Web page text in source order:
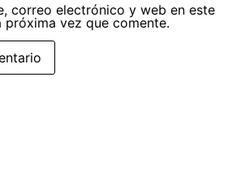
correo electrónico y web en este
próxima vez que comente.